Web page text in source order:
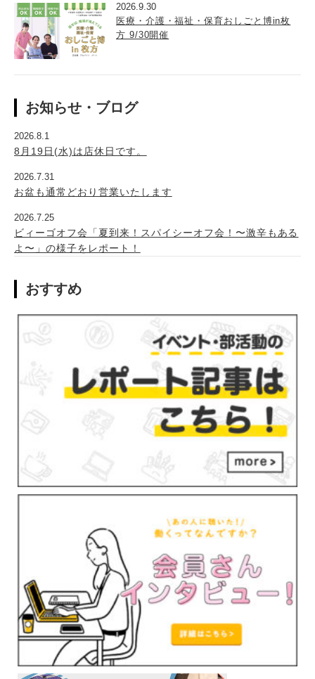
2026.9.30
医療・介護・福祉・保育おしごと博in枚
方 9/30開催
お知らせ・ブログ
2026.8.1
8月19日(水)は店休日です。
2026.7.31
お盆も通常どおり営業いたします
2026.7.25
ビィーゴオフ会「夏到来！スパイシーオフ会！〜激辛もある
よ〜」の様子をレポート！
おすすめ